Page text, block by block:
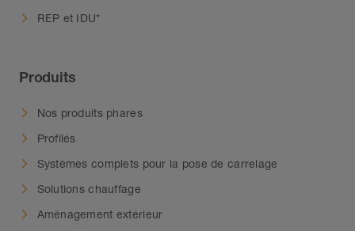
REP et IDU*
Produits
Nos produits phares
Profilés
Systèmes complets pour la pose de carrelage
Solutions chauffage
Aménagement extérieur